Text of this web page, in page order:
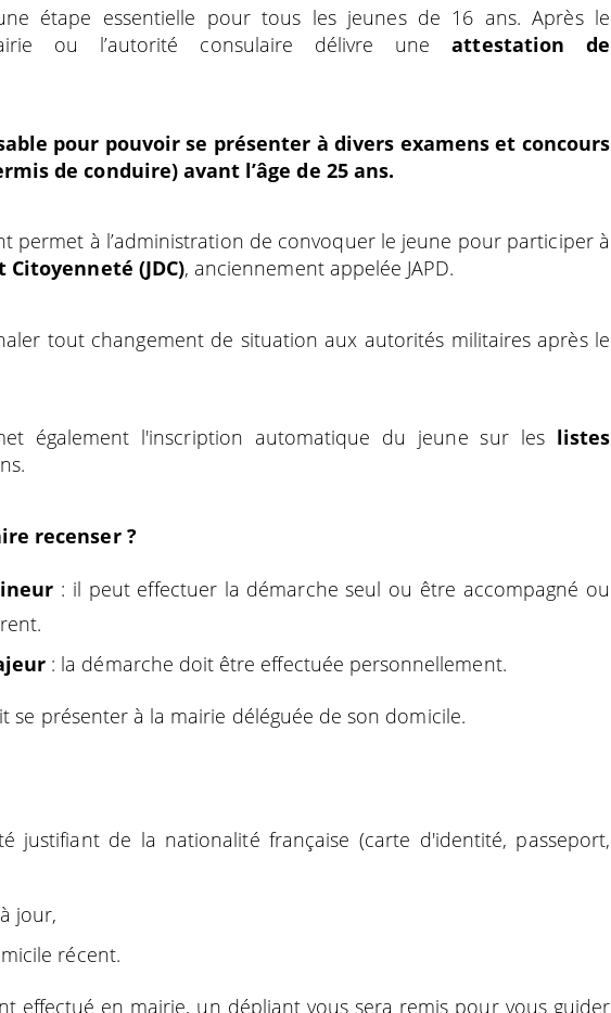
étape essentielle pour tous les jeunes de 16 ans. Après le
ou l’autorité consulaire délivre uneattestation de
pour pouvoir se présenter à divers examens et concours
de conduire) avant l’âge de 25 ans.
permet à l’administration de convoquer le jeune pour participer à
Citoyenneté (JDC), anciennement appelée JAPD.
tout changement de situation aux autorités militaires après le
également l'inscription automatique du jeune sur les listes
recenser ?
: il peut effectuer la démarche seul ou être accompagné ou
: la démarche doit être effectuée personnellement.
se présenter à la mairie déléguée de son domicile.
justifiant de la nationalité française (carte d'identité, passeport,
jour,
récent.
effectué en mairie, un dépliant vous sera remis pour vous guider